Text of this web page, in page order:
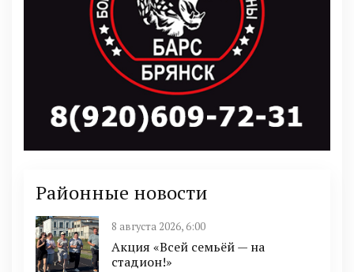
Районные новости
8 августа 2026, 6:00
Акция «Всей семьёй — на
стадион!»